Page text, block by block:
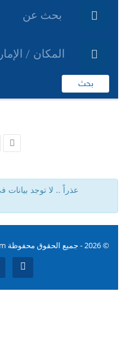
مشاريع خدمات
English
بحث
عذراً .. لا توجد
© 2026 - جميع الحقوق محفوظة